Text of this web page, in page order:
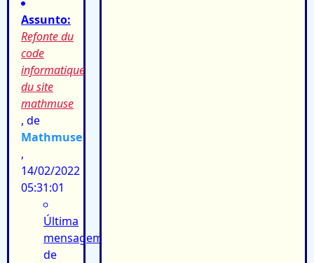
Assunto:
Refonte du
code
informatique
du site
mathmuse
, de
Mathmuse
,
14/02/2022
05:31:01
Última
mensagem:
de